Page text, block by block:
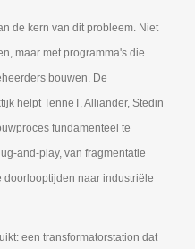
de kern van dit probleem. Niet
maar met programma's die
bouwen. De
helpt TenneT, Alliander, Stedin
fundamenteel te
and-play, van fragmentatie
naar industriële
een transformatorstation dat